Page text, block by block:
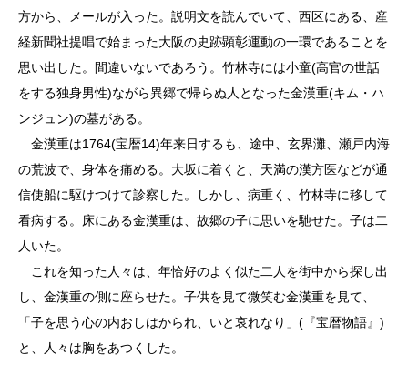
方から、メールが入った。説明文を読んでいて、西区にある、産
経新聞社提唱で始まった大阪の史跡顕彰運動の一環であることを
思い出した。間違いないであろう。竹林寺には小童(高官の世話
をする独身男性)ながら異郷で帰らぬ人となった金漢重(キム・ハ
ンジュン)の墓がある。
金漢重は1764(宝暦14)年来日するも、途中、玄界灘、瀬戸内海
の荒波で、身体を痛める。大坂に着くと、天満の漢方医などが通
信使船に駆けつけて診察した。しかし、病重く、竹林寺に移して
看病する。床にある金漢重は、故郷の子に思いを馳せた。子は二
人いた。
これを知った人々は、年恰好のよく似た二人を街中から探し出
し、金漢重の側に座らせた。子供を見て微笑む金漢重を見て、
「子を思う心の内おしはかられ、いと哀れなり」(『宝暦物語』)
と、人々は胸をあつくした。